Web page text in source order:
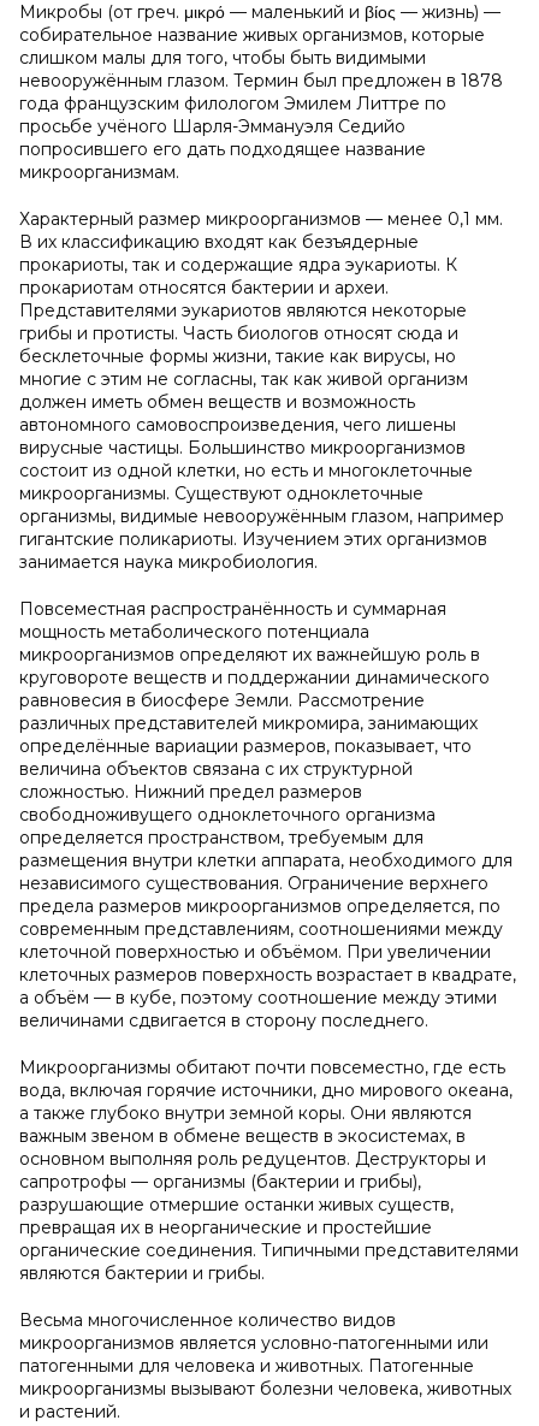
Микробы (от греч. μικρό — маленький и βίος — жизнь) —
собирательное название живых организмов, которые
слишком малы для того, чтобы быть видимыми
невооружённым глазом. Термин был предложен в 1878
года французским филологом Эмилем Литтре по
просьбе учёного Шарля-Эммануэля Седийо
попросившего его дать подходящее название
микроорганизмам.
Характерный размер микроорганизмов — менее 0,1 мм.
В их классификацию входят как безъядерные
прокариоты, так и содержащие ядра эукариоты. К
прокариотам относятся бактерии и археи.
Представителями эукариотов являются некоторые
грибы и протисты. Часть биологов относят сюда и
бесклеточные формы жизни, такие как вирусы, но
многие с этим не согласны, так как живой организм
должен иметь обмен веществ и возможность
автономного самовоспроизведения, чего лишены
вирусные частицы. Большинство микроорганизмов
состоит из одной клетки, но есть и многоклеточные
микроорганизмы. Существуют одноклеточные
организмы, видимые невооружённым глазом, например
гигантские поликариоты. Изучением этих организмов
занимается наука микробиология.
Повсеместная распространённость и суммарная
мощность метаболического потенциала
микроорганизмов определяют их важнейшую роль в
круговороте веществ и поддержании динамического
равновесия в биосфере Земли. Рассмотрение
различных представителей микромира, занимающих
определённые вариации размеров, показывает, что
величина объектов связана с их структурной
сложностью. Нижний предел размеров
свободноживущего одноклеточного организма
определяется пространством, требуемым для
размещения внутри клетки аппарата, необходимого для
независимого существования. Ограничение верхнего
предела размеров микроорганизмов определяется, по
современным представлениям, соотношениями между
клеточной поверхностью и объёмом. При увеличении
клеточных размеров поверхность возрастает в квадрате,
а объём — в кубе, поэтому соотношение между этими
величинами сдвигается в сторону последнего.
Микроорганизмы обитают почти повсеместно, где есть
вода, включая горячие источники, дно мирового океана,
а также глубоко внутри земной коры. Они являются
важным звеном в обмене веществ в экосистемах, в
основном выполняя роль редуцентов. Деструкторы и
сапротрофы — организмы (бактерии и грибы),
разрушающие отмершие останки живых существ,
превращая их в неорганические и простейшие
органические соединения. Типичными представителями
являются бактерии и грибы.
Весьма многочисленное количество видов
микроорганизмов является условно-патогенными или
патогенными для человека и животных. Патогенные
микроорганизмы вызывают болезни человека, животных
и растений.